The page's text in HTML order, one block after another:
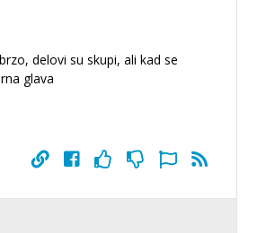
delovi su skupi, ali kad se
glava